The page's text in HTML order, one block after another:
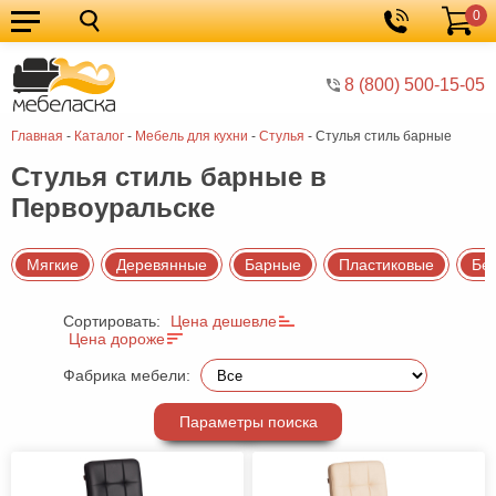
8 (800) 500-15-05
Корзина
0
Главная - Каталог - Мебель для кухни - Стулья - Стулья стиль барные
Кухонные
гарнитуры
Мебель
для
кухни
Мебель
для
спальни
Кровати
Шкафы
Диваны
Мягкая
Мебель
Стулья стиль барные в
Первоуральске
Мягкие Деревянные Барные Пластиковые
Сортировать:
Цена дешевле
Цена дороже
Фабрика мебели:
Параметры поиска